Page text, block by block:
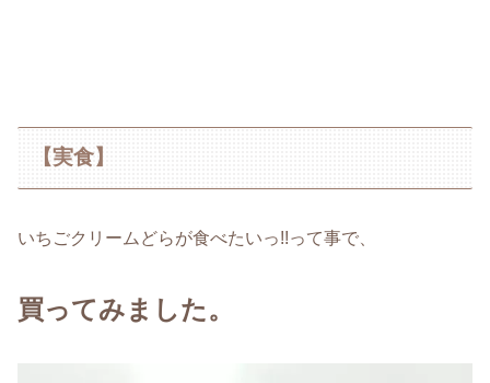
【実食】
いちごクリームどらが食べたいっ!!って事で、
買ってみました。